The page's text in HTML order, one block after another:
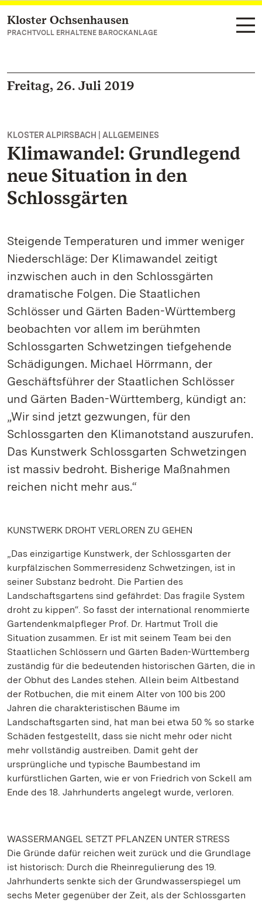
Zum Hauptinhalt springen
Kloster Ochsenhausen
PRACHTVOLL ERHALTENE BAROCKANLAGE
Freitag, 26. Juli 2019
KLOSTER ALPIRSBACH | ALLGEMEINES
Klimawandel: Grundlegend
neue Situation in den
Schlossgärten
Steigende Temperaturen und immer weniger
Niederschläge: Der Klimawandel zeitigt
inzwischen auch in den Schlossgärten
dramatische Folgen. Die Staatlichen
Schlösser und Gärten Baden-Württemberg
beobachten vor allem im berühmten
Schlossgarten Schwetzingen tiefgehende
Schädigungen. Michael Hörrmann, der
Geschäftsführer der Staatlichen Schlösser
und Gärten Baden-Württemberg, kündigt an:
„Wir sind jetzt gezwungen, für den
Schlossgarten den Klimanotstand auszurufen.
Das Kunstwerk Schlossgarten Schwetzingen
ist massiv bedroht. Bisherige Maßnahmen
reichen nicht mehr aus.“
KUNSTWERK DROHT VERLOREN ZU GEHEN
„Das einzigartige Kunstwerk, der Schlossgarten der
kurpfälzischen Sommerresidenz Schwetzingen, ist in
seiner Substanz bedroht. Die Partien des
Landschaftsgartens sind gefährdet: Das fragile System
droht zu kippen“. So fasst der international renommierte
Gartendenkmalpfleger Prof. Dr. Hartmut Troll die
Situation zusammen. Er ist mit seinem Team bei den
Staatlichen Schlössern und Gärten Baden-Württemberg
zuständig für die bedeutenden historischen Gärten, die in
der Obhut des Landes stehen. Allein beim Altbestand
der Rotbuchen, die mit einem Alter von 100 bis 200
Jahren die charakteristischen Bäume im
Landschaftsgarten sind, hat man bei etwa 50 % so starke
Schäden festgestellt, dass sie nicht mehr oder nicht
mehr vollständig austreiben. Damit geht der
ursprüngliche und typische Baumbestand im
kurfürstlichen Garten, wie er von Friedrich von Sckell am
Ende des 18. Jahrhunderts angelegt wurde, verloren.
WASSERMANGEL SETZT PFLANZEN UNTER STRESS
Die Gründe dafür reichen weit zurück und die Grundlage
ist historisch: Durch die Rheinregulierung des 19.
Jahrhunderts senkte sich der Grundwasserspiegel um
sechs Meter gegenüber der Zeit, als der Schlossgarten